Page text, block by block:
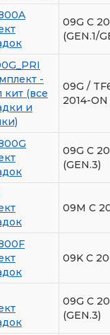
09G С
(GEN.1/
-
кит (все
и
09G /
2014-ON
09G C
(GEN.3)
09M С
09K C
09G C
(GEN.3)